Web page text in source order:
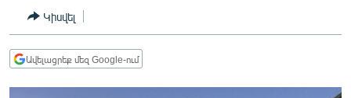
ՏՆՏԵՍՈՒԹՅՈՒՆ
ՂԱՐԱԲԱՂ
Կիսվել
Ավելացրեք մեզ Google-ում